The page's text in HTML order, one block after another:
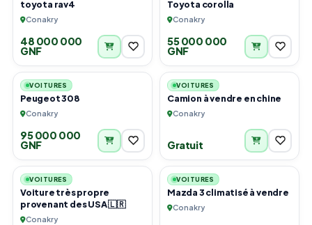
toyota rav4
Conakry
48 000 000
GNF
Toyota corolla
Conakry
55 000 000
GNF
3
VOITURES
Peugeot 308
Conakry
95 000 000
GNF
2
VOITURES
Camion à vendre en chine
Conakry
Gratuit
6
VOITURES
Voiture très propre
provenant des USA 🇱🇷
Conakry
4
VOITURES
Mazda 3 climatisé à vendre
Conakry